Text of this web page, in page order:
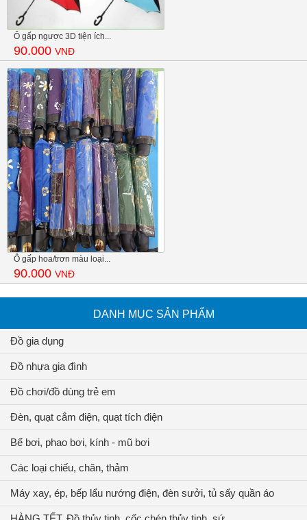
Ô gấp ngược 3D tiện ích...
90.000 VNĐ
Ô gấp hoa/trơn màu loại...
90.000 VNĐ
DANH MỤC SẢN PHẨM
Đồ gia dụng
Đồ nhựa gia đình
Đồ chơi/đồ dùng trẻ em
Đèn, quạt cắm điện, quạt tích điện
Bể bơi, phao bơi, kính - mũ bơi
Các loại chiếu, chăn, thảm
Máy xay, ép, bếp lẩu nướng điện, đèn sưởi, tủ sấy quần áo